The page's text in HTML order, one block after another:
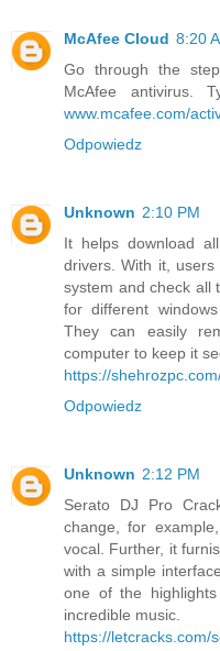
McAfee Cloud 8:20
Go through the
McAfee antivirus.
www.mcafee.com/
Odpowiedz
Unknown 2:10 PM
It helps download
drivers. With it, users
system and check all
for different
They can easily
computer to keep it
https://
Odpowiedz
Unknown 2:12 PM
Serato DJ Pro
change, for
vocal. Further, it
with a simple
one of the
incredible music.
https://letcracks.com/